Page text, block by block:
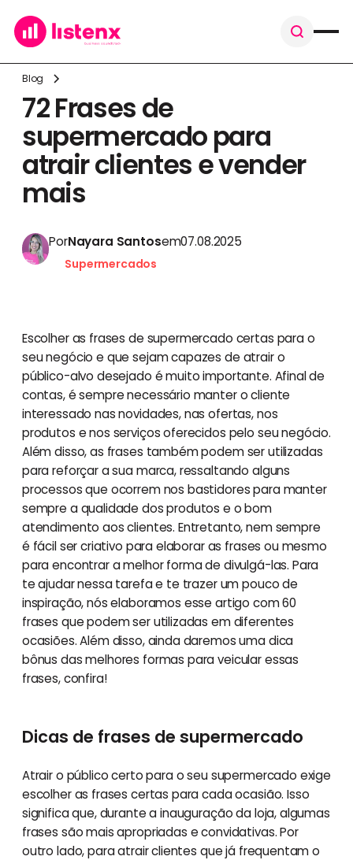
Blog
72 Frases de
supermercado para
atrair clientes e vender
mais
PorNayara Santosem07.08.2025
Supermercados
Escolher as frases de supermercado certas para o
seu negócio e que sejam capazes de atrair o
público-alvo desejado é muito importante. Afinal de
contas, é sempre necessário manter o cliente
interessado nas novidades, nas ofertas, nos
produtos e nos serviços oferecidos pelo seu negócio.
Além disso, as frases também podem ser utilizadas
para reforçar a sua marca, ressaltando alguns
processos que ocorrem nos bastidores para manter
sempre a qualidade dos produtos e o bom
atendimento aos clientes. Entretanto, nem sempre
é fácil ser criativo para elaborar as frases ou mesmo
para encontrar a melhor forma de divulgá-las. Para
te ajudar nessa tarefa e te trazer um pouco de
inspiração, nós elaboramos esse artigo com 60
frases que podem ser utilizadas em diferentes
ocasiões. Além disso, ainda daremos uma dica
bônus das melhores formas para veicular essas
frases, confira!
Dicas de frases de supermercado
Atrair o público certo para o seu supermercado exige
escolher as frases certas para cada ocasião. Isso
significa que, durante a inauguração da loja, algumas
frases são mais apropriadas e convidativas. Por
outro lado, para atrair clientes que já frequentam o